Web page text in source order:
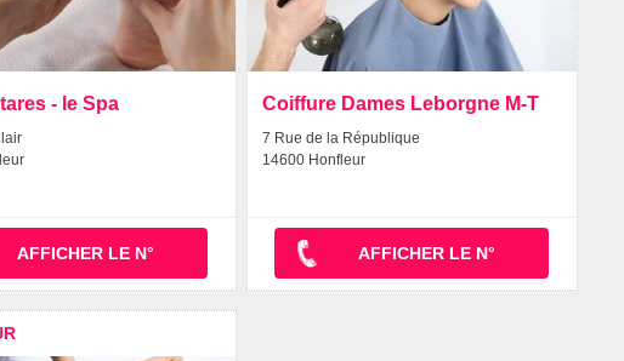
- le Spa
AFFICHER LE N°
Coiffure Dames Leborgne M-T
7 Rue de la République
14600 Honfleur
AFFICHER LE N°